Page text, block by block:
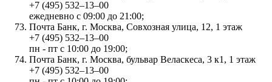
+7 (495) 532‒13‒00
ежедневно с 09:00 до 21:00;
Почта Банк, г. Москва, Совхозная улица, 12, 1 этаж
+7 (495) 532‒13‒00
пн - пт с 10:00 до 19:00;
Почта Банк, г. Москва, бульвар Веласкеса, 3 к1, 1 этаж
+7 (495) 532‒13‒00